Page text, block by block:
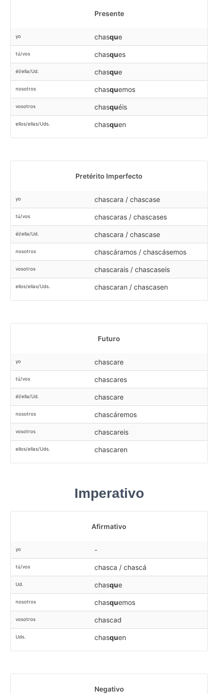
Presente
yo chasque
tú/vos chasques
él/ella/Ud. chasque
nosotros chasquemos
vosotros chasquéis
ellos/ellas/Uds. chasquen
Pretérito Imperfecto
yo chascara / chascase
tú/vos chascaras / chascases
él/ella/Ud. chascara / chascase
nosotros chascáramos / chascásemos
vosotros chascarais / chascaseis
ellos/ellas/Uds. chascaran / chascasen
Futuro
yo chascare
tú/vos chascares
él/ella/Ud. chascare
nosotros chascáremos
vosotros chascareis
ellos/ellas/Uds. chascaren
Imperativo
Afirmativo
yo -
tú/vos chasca / chascá
Ud. chasque
nosotros chasquemos
vosotros chascad
Uds. chasquen
Negativo